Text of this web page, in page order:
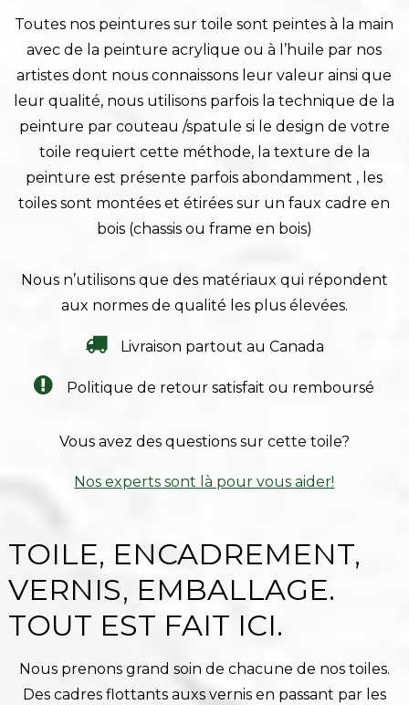
Toutes nos peintures sur toile sont peintes à la main
avec de la peinture acrylique ou à l’huile par nos
artistes dont nous connaissons leur valeur ainsi que
leur qualité, nous utilisons parfois la technique de la
peinture par couteau /spatule si le design de votre
toile requiert cette méthode, la texture de la
peinture est présente parfois abondamment , les
toiles sont montées et étirées sur un faux cadre en
bois (chassis ou frame en bois)
Nous n’utilisons que des matériaux qui répondent
aux normes de qualité les plus élevées.
Livraison partout au Canada
Politique de retour satisfait ou remboursé
Vous avez des questions sur cette toile?
Nos experts sont là pour vous aider!
TOILE, ENCADREMENT,
VERNIS, EMBALLAGE.
TOUT EST FAIT ICI.
Nous prenons grand soin de chacune de nos toiles.
Des cadres flottants auxs vernis en passant par les